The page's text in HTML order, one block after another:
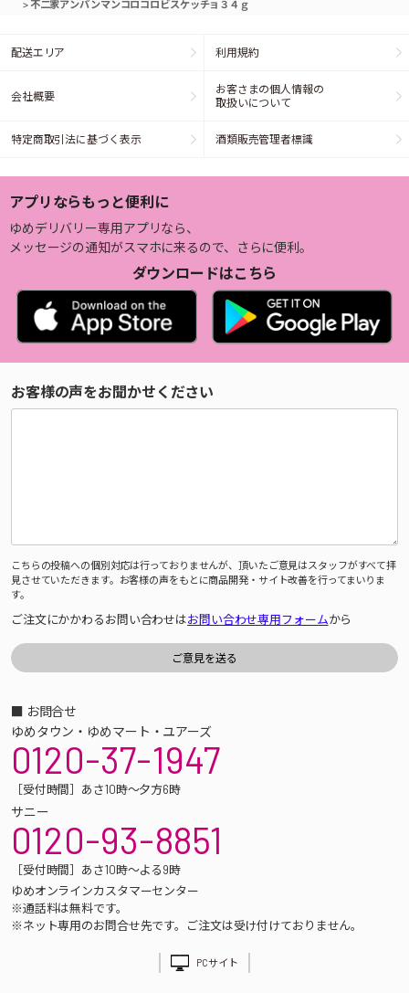
> 不二家アンパンマンコロコロビスケッチョ３４ｇ
配送エリア 利用規約
会社概要
お客さまの個人情報の
取扱いについて
特定商取引法に基づく表示 酒類販売管理者標識
アプリならもっと便利に
ゆめデリバリー専用アプリなら、
メッセージの通知がスマホに来るので、さらに便利。
ダウンロードはこちら
お客様の声をお聞かせください
こちらの投稿への個別対応は行っておりませんが、頂いたご意見はスタッフがすべて拝
見させていただきます。お客様の声をもとに商品開発・サイト改善を行ってまいりま
す。
ご注文にかかわるお問い合わせはお問い合わせ専用フォームから
■ お問合せ
ゆめタウン・ゆめマート・ユアーズ
0120-37-1947
［受付時間］あさ10時～夕方6時
サニー
0120-93-8851
［受付時間］あさ10時～よる9時
ゆめオンラインカスタマーセンター
※通話料は無料です。
※ネット専用のお問合せ先です。ご注文は受け付けておりません。
PCサイト